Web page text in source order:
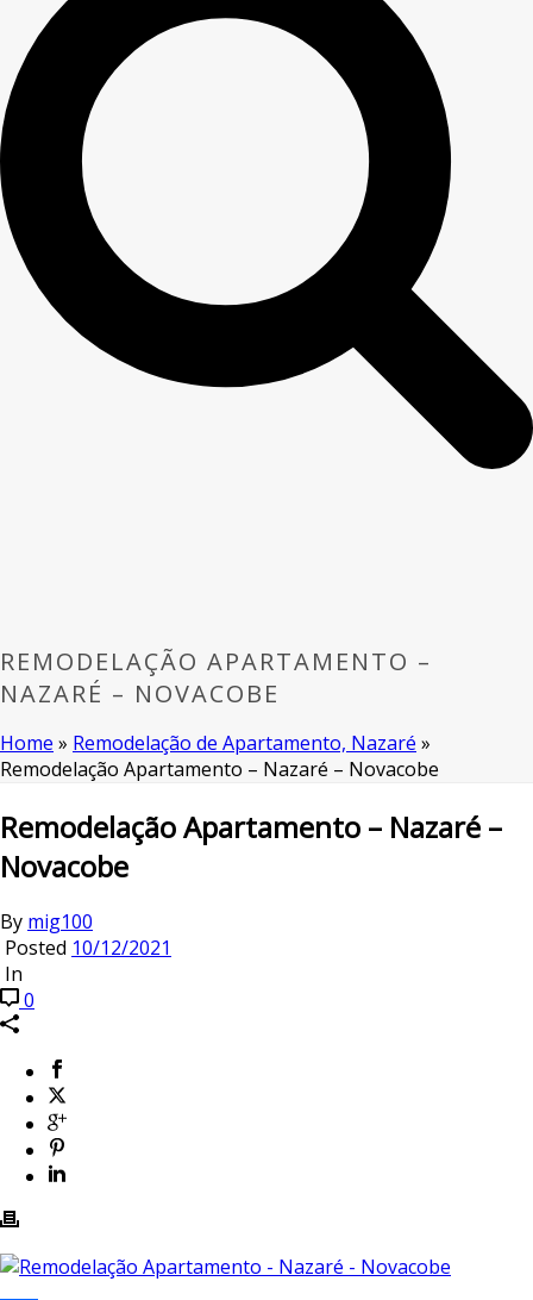
REMODELAÇÃO APARTAMENTO –
NAZARÉ – NOVACOBE
Home » Remodelação de Apartamento, Nazaré »
Remodelação Apartamento – Nazaré – Novacobe
Remodelação Apartamento – Nazaré –
Novacobe
By mig100
Posted 10/12/2021
In
0